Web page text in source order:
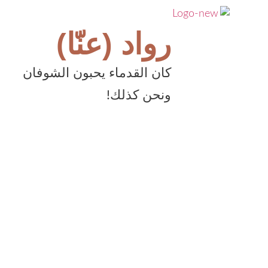
رواد (عنّا)
كان القدماء يحبون الشوفان
ونحن كذلك!